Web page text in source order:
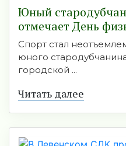
Юный
отмечает День
Спорт стал
юного
городской ...
Читать далее